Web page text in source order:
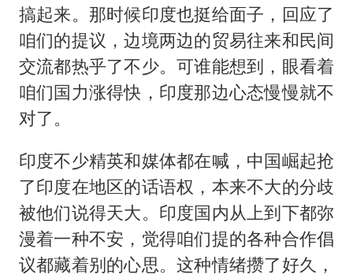
搞起来。那时候印度也挺给面子，回应了
咱们的提议，边境两边的贸易往来和民间
交流都热乎了不少。可谁能想到，眼看着
咱们国力涨得快，印度那边心态慢慢就不
对了。
印度不少精英和媒体都在喊，中国崛起抢
了印度在地区的话语权，本来不大的分歧
被他们说得天大。印度国内从上到下都弥
漫着一种不安，觉得咱们提的各种合作倡
议都藏着别的心思。这种情绪攒了好久，